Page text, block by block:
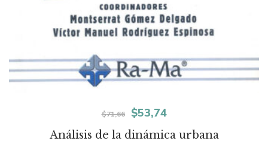
Análisis de la dinámica urbana
$71,66
El
precio
$53,74El
precio